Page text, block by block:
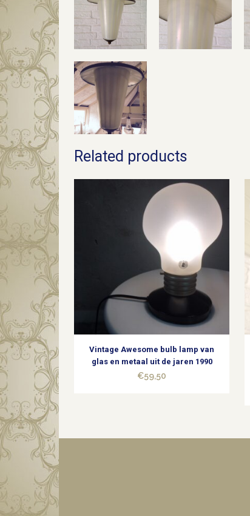
Related products
Vintage Awesome bulb lamp van
glas en metaal uit de jaren 1990
€59,50